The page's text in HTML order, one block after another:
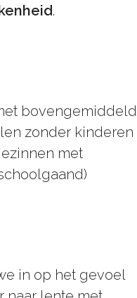
.
bovengemiddeld
zonder kinderen
met
in op het gevoel